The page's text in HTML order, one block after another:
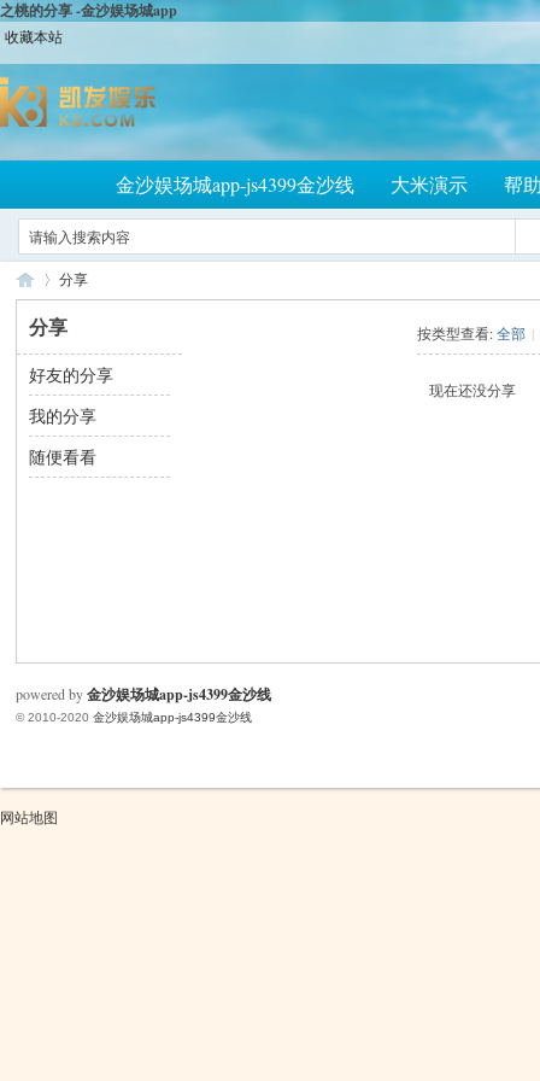
之桃的分享 -金沙娱场城app
收藏本站
金沙娱场城app-js4399金沙线 大米演示 帮
大 ›
分享
分享
好友的分享
我的分享
随便看看
按类型查看:全部 |
现在还没分享
powered by金沙娱场城app-js4399金沙线
© 2010-2020 金沙娱场城app-js4399金沙线
网站地图